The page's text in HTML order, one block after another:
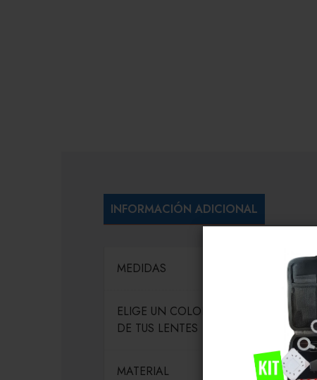
INFORMACIÓN ADICIONAL
MEDIDAS
ELIGE UN COLOR PARA EL MARCO
DE TUS LENTES
MATERIAL